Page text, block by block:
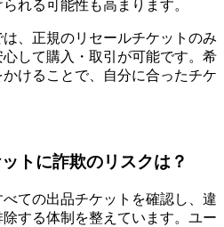
れる可能性も高まります。
、正規のリセールチケットのみ
して購入・取引が可能です。希
けることで、自分に合ったチケ
トに詐欺のリスクは？
ての出品チケットを確認し、違
する体制を整えています。ユー